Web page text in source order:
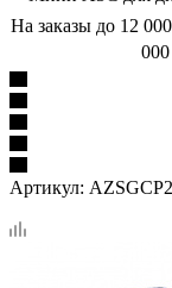
На заказы до 12
Артикул: